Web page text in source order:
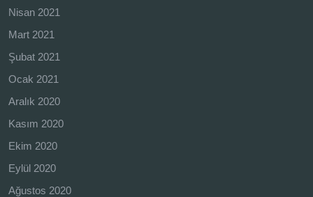
Nisan 2021
Mart 2021
Şubat 2021
Ocak 2021
Aralık 2020
Kasım 2020
Ekim 2020
Eylül 2020
Ağustos 2020